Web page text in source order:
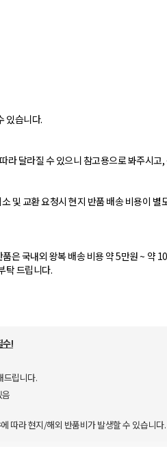
있습니다.
라 달라질 수 있으니 참고용으로 봐주시고
및 교환 요청시 현지 반품 배송 비용이 별
은 국내외 왕복 배송 비용 약 5만원 ~ 약
탁 드립니다.
수!
드립니다.
따라 현지/해외 반품비가 발생할 수 있습니다.